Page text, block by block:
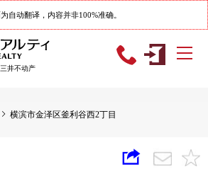
自动翻译，内容并非100%准确。
井不动产
横滨市金泽区釜利谷西2丁目